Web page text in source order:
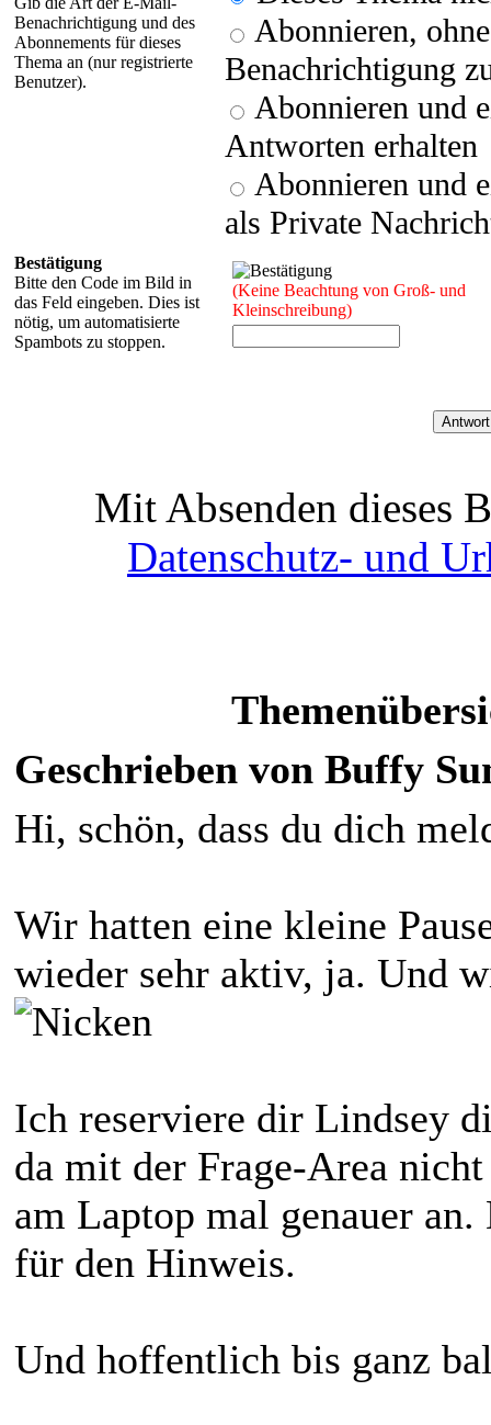
Benachrichtigung und des
Abonnements für dieses
Thema an (nur registrierte
Benutzer).
Abonnieren,
Benachrichtigung
Abonnieren und
Antworten erhalten
Abonnieren und
als Private
Bestätigung
Bitte den Code im Bild in
das Feld eingeben. Dies ist
nötig, um automatisierte
Spambots zu stoppen.
(Keine Beachtung von Groß- und
Kleinschreibung)
Mit Absenden dieses
Datenschutz- und
Geschrieben von Buffy
Hi, schön, dass du dich
Wir hatten eine kleine
wieder sehr aktiv, ja. Und
Ich reserviere dir Lindsey
da mit der Frage-Area
am Laptop mal genauer
für den Hinweis.
Und hoffentlich bis ganz